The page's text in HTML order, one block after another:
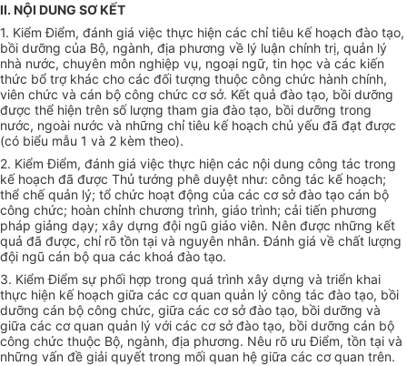
II. NỘI DUNG SƠ KẾT
1. Kiểm Điểm, đánh giá việc thực hiện các chỉ tiêu kế hoạch đào tạo,
bồi dưỡng của Bộ, ngành, địa phương về lý luận chính trị, quản lý
nhà nước, chuyên môn nghiệp vụ, ngoại ngữ, tin học và các kiến
thức bổ trợ khác cho các đối tượng thuộc công chức hành chính,
viên chức và cán bộ công chức cơ sở. Kết quả đào tạo, bồi dưỡng
được thể hiện trên số lượng tham gia đào tạo, bồi dưỡng trong
nước, ngoài nước và những chỉ tiêu kế hoạch chủ yếu đã đạt được
(có biểu mẫu 1 và 2 kèm theo).
2. Kiểm Điểm, đánh giá việc thực hiện các nội dung công tác trong
kế hoạch đã được Thủ tướng phê duyệt như: công tác kế hoạch;
thể chế quản lý; tổ chức hoạt động của các cơ sở đào tạo cán bộ
công chức; hoàn chỉnh chương trình, giáo trình; cải tiến phương
pháp giảng dạy; xây dựng đội ngũ giáo viên. Nên được những kết
quả đã được, chỉ rõ tồn tại và nguyên nhân. Đánh giá về chất lượng
đội ngũ cán bộ qua các khoá đào tạo.
3. Kiểm Điểm sự phối hợp trong quá trình xây dựng và triển khai
thực hiện kế hoạch giữa các cơ quan quản lý công tác đào tạo, bồi
dưỡng cán bộ công chức, giữa các cơ sở đào tạo, bồi dưỡng và
giữa các cơ quan quản lý với các cơ sở đào tạo, bồi dưỡng cán bộ
công chức thuộc Bộ, ngành, địa phương. Nêu rõ ưu Điểm, tồn tại và
những vấn đề giải quyết trong mối quan hệ giữa các cơ quan trên.